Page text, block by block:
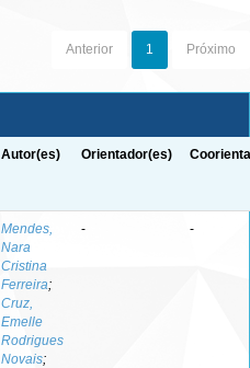
Anterior 1 Próximo
Autor(es) Orientador(es)
Mendes,
Nara
Cristina
Ferreira;
Cruz,
Emelle
Rodrigues
Novais;
- -